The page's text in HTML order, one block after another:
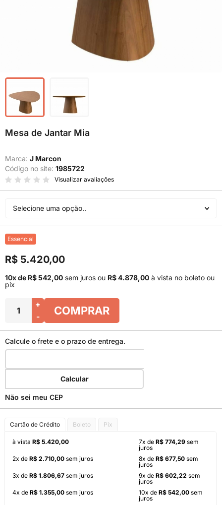
Mesa de Jantar Mia
Marca: J Marcon
Código no site: 1985722
Visualizar avaliações
Selecione uma opção..
Essencial
R$ 5.420,00
10x de R$ 542,00 sem juros ou R$ 4.878,00 à vista no boleto ou
pix
+
-
COMPRAR
Calcule o frete e o prazo de entrega.
Calcular
Não sei meu CEP
Cartão de Crédito Boleto Pix
à vista R$ 5.420,00
2x de R$ 2.710,00 sem juros
3x de R$ 1.806,67 sem juros
4x de R$ 1.355,00 sem juros
7x de R$ 774,29 sem
juros
8x de R$ 677,50 sem
juros
9x de R$ 602,22 sem
juros
10x de R$ 542,00 sem
juros